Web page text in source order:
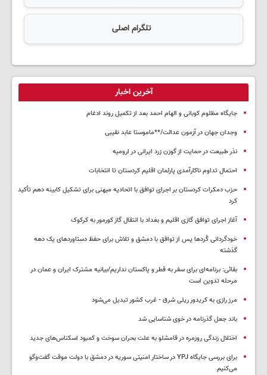
تلگرام اصلی
آخرین اخبار
جایگاه مظلوم کوبانی و الهام احمد بعد از تکمیل روند ادغام
وجدان جهان در آزمون عدالت/**ماموستا عابد نقیبی
نذر طبیعت در حمایت از گوزن زرد ایرانی در ارومیه
احتمال تداوم ناکارآمدی پارلمان اقلیم کردستان تا انتخابات
حزب دمکرات کردستان بر اجرای توافق با اتحادیه میهنی برای تشکیل کابینه دهم تأکید
کرد
آغاز اجرای توافق گازی اقلیم و بغداد با انتقال گاز کورمور به کرکوک
خودگردانی کُردها پس از توافق با دمشق و تلاش برای حفظ دستاوردهای یک دهه
گذشته
بقائی: برنامه‌ای برای سفر به قطر و پاکستان نداریم/بیانیه مشترک ایران و عمان در
مرحله تدوین است
مرز رازی به کریدور ریلی شرق - غرب کشور تبدیل می‌شود
باند جعل گذرنامه در خوی شناسایی شد
اختلال زندگی روزمره در قامشلو به علت بحران سوخت و کمبود اسکناس‌های جدید
برای بررسی جایگاه YPJ در ساختار امنیتی سوریه در دمشق با دولت موقت گفت‌وگو
می‌کنیم